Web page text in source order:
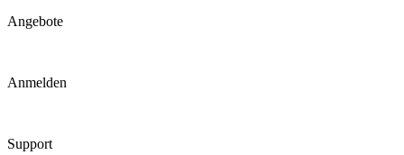
Angebote
Anmelden
Support